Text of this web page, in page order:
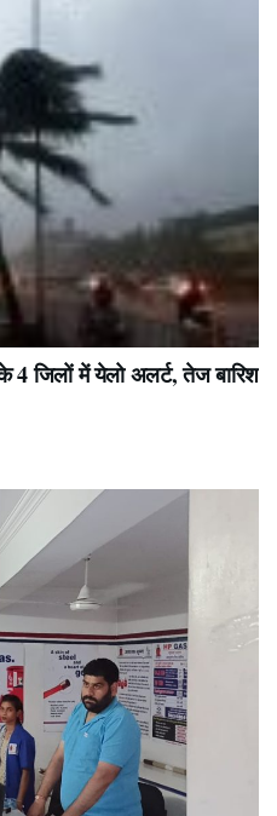
जिलों में येलो अलर्ट, तेज बारिश